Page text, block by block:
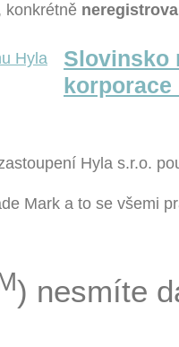
konkrétně
Slovinsko
korporace
Hyla s.r.o.
Mark a to se všemi
) nesmíte